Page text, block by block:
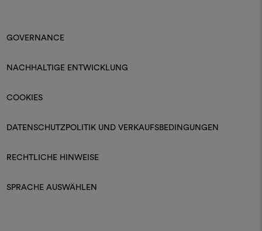
GOVERNANCE
NACHHALTIGE ENTWICKLUNG
COOKIES
DATENSCHUTZPOLITIK UND VERKAUFSBEDINGUNGEN
RECHTLICHE HINWEISE
SPRACHE AUSWÄHLEN